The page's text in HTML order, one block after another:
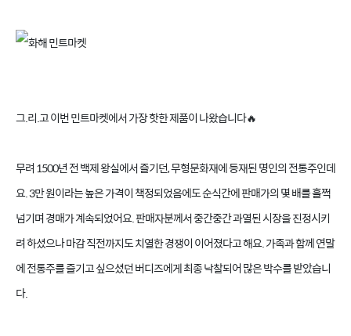
그.리.고 이번 민트마켓에서 가장 핫한 제품이 나왔습니다🔥
무려 1500년 전 백제 왕실에서 즐기던, 무형문화재에 등재된 명인의 전통주인데
요. 3만 원이라는 높은 가격이 책정되었음에도 순식간에 판매가의 몇 배를 훌쩍
넘기며 경매가 계속되었어요. 판매자분께서 중간중간 과열된 시장을 진정시키
려 하셨으나 마감 직전까지도 치열한 경쟁이 이어졌다고 해요. 가족과 함께 연말
에 전통주를 즐기고 싶으셨던 버디즈에게 최종 낙찰되어 많은 박수를 받았습니
다.